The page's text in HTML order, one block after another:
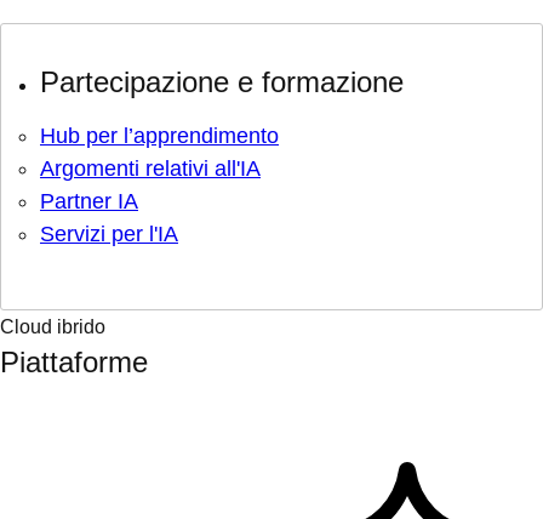
Partecipazione e formazione
Hub per l’apprendimento
Argomenti relativi all'IA
Partner IA
Servizi per l'IA
Cloud ibrido
Piattaforme